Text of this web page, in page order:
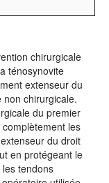
chirurgicale
ténosynovite
extenseur du
non chirurgicale.
du premier
les
du droit
en protégeant le
tendons